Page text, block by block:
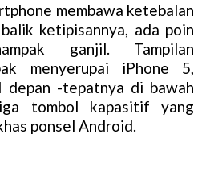
M
u
e
membawa ketebalan
ketipisannya, ada poin
ganjil. Tampilan
menyerupai iPhone 5,
depan -tepatnya di bawah
tombol kapasitif yang
ponsel Android.